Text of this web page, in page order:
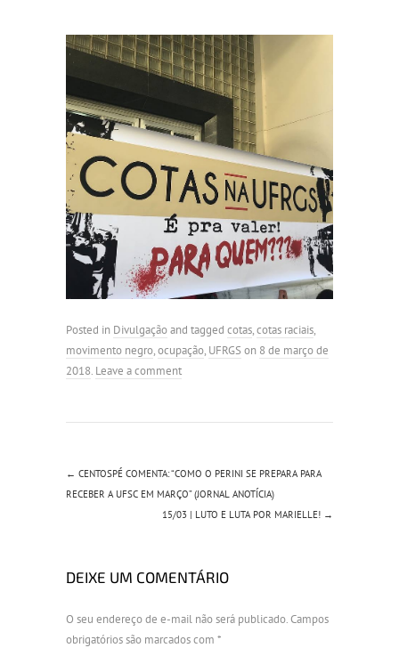
Posted in Divulgaçãoand tagged cotas,cotas raciais,
movimento negro,ocupação, UFRGSon 8 de março de
2018. Leave a comment
← CENTOSPÉ COMENTA: “COMO O PERINI SE PREPARA PARA
RECEBER A UFSC EM MARÇO” (JORNAL ANOTÍCIA)
15/03 | LUTO E LUTA POR MARIELLE! →
DEIXE UM COMENTÁRIO
O seu endereço de e-mail não será publicado.Campos
obrigatórios são marcados com *